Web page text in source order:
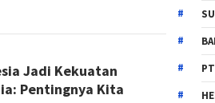
Jadi Kekuatan
Pentingnya Kita